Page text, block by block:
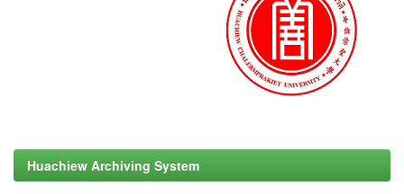
Huachiew Archiving System